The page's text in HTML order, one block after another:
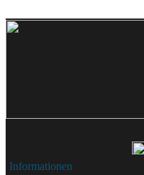
Informationen